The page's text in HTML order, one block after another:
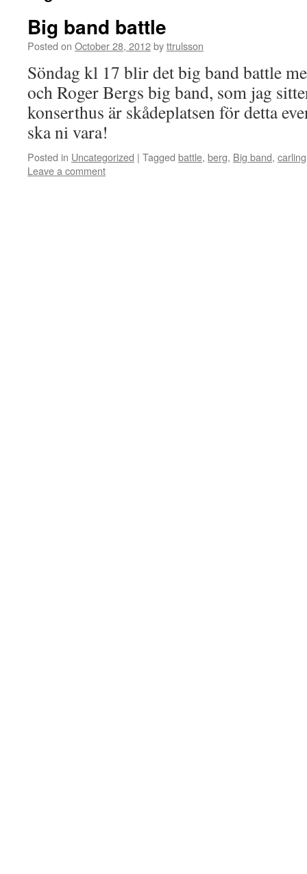
Big band battle
Posted on October 28, 2012byttrulsson
Söndag kl 17 blir det big band battle
och Roger Bergs big band, som jag
konserthus är skådeplatsen för detta
ska ni vara!
Posted in Uncategorized | Tagged battle, berg, Big band, carling
Leave a comment